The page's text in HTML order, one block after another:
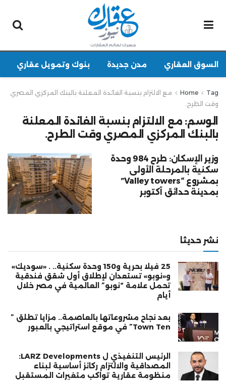
السوق العقاري مدن جديدة بنوك وتمويل عقاري
Home Tag
مع الالتزام بنسبة الفائدة المعلنة بالبنك المركزي المصري
وقت الطرح.
الوسم: مع الالتزام بنسبة الفائدة المعلنة
بالبنك المركزي المصري وقت الطرح.
وزير الإسكان: طرح 984 وحدة
سكنية بالمرحلة الأولى
بمشروع “Valley towers”
بمدينة حدائق أكتوبر
نشر حديثا
25 فيلا بحرية و150 وحدة سكنية.. . «سوديك»
و«نوبو» تستعدان لإطلاق أول شقق فندقية
تحمل علامة “نوبو” العالمية في مصر خلال
أيام
بعد نجاح مشروعاتها بالعاصمة.. مزايا تطلق ”
Town Ten” في موقع استراتيجي بالعبور
الرئيس التنفيذي ل LARZ Developments:
المصداقية والالتزام ركائز أساسية لبناء
منظومة عقارية تواكب متغيرات المستقبل